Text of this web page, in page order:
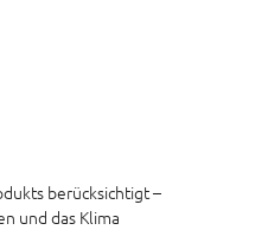
berücksichtigt –
und das Klima